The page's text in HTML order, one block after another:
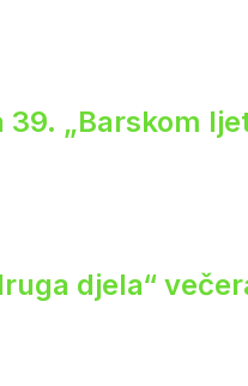
„Barskom
djela“